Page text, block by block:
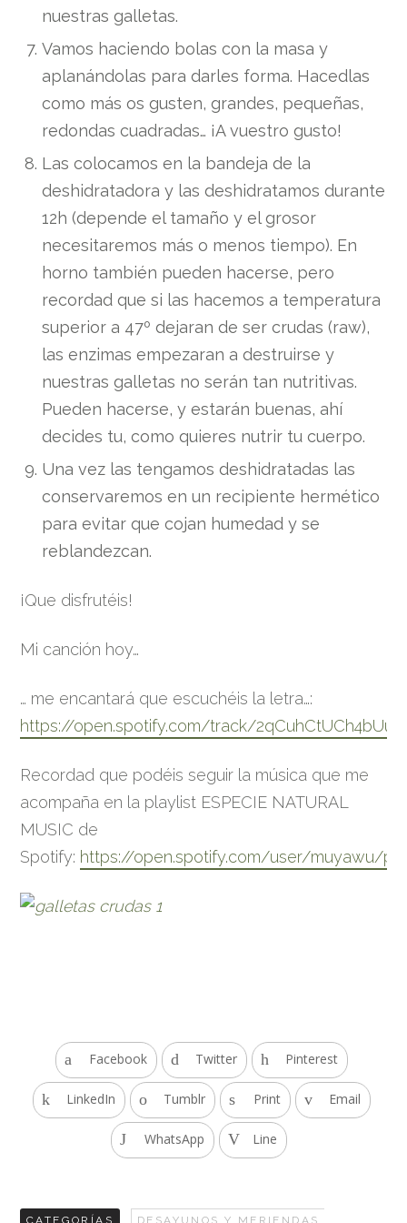
nuestras galletas.
Vamos haciendo bolas con la masa y
aplanándolas para darles forma. Hacedlas
como más os gusten, grandes, pequeñas,
redondas cuadradas… ¡A vuestro gusto!
Las colocamos en la bandeja de la
deshidratadora y las deshidratamos durante
12h (depende el tamaño y el grosor
necesitaremos más o menos tiempo). En
horno también pueden hacerse, pero
recordad que si las hacemos a temperatura
superior a 47º dejaran de ser crudas (raw),
las enzimas empezaran a destruirse y
nuestras galletas no serán tan nutritivas.
Pueden hacerse, y estarán buenas, ahí
decides tu, como quieres nutrir tu cuerpo.
Una vez las tengamos deshidratadas las
conservaremos en un recipiente hermético
para evitar que cojan humedad y se
reblandezcan.
¡Que disfrutéis!
Mi canción hoy…
… me encantará que escuchéis la letra…:
https://open.spotify.com/track/
Recordad que podéis seguir la música que me
acompaña en la playlist ESPECIE NATURAL
MUSIC de
Spotify: https://open.spotify.com/user/muyawu/
Facebook Twitter Pinterest
LinkedIn Tumblr Print Email
WhatsApp Line
CATEGORÍAS
DESAYUNOS Y MERIENDAS